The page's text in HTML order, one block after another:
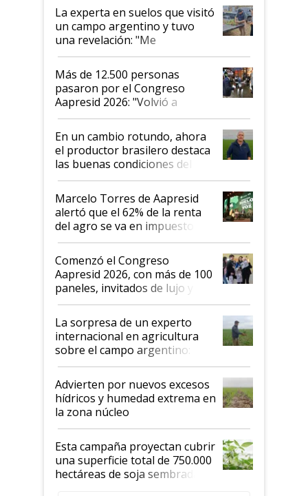
La experta en suelos que visitó
un campo argentino y tuvo
una revelación: "Me
impresionó mucho"
Más de 12.500 personas
pasaron por el Congreso
Aapresid 2026: "Volvió a
demostrar que hablar del
suelo es hablar de todo el
sistema productivo"
En un cambio rotundo, ahora
el productor brasilero destaca
las buenas condiciones del
agro argentino para invertir:
"Los veo más motivados"
Marcelo Torres de Aapresid
alertó que el 62% de la renta
del agro se va en impuestos:
"No es bueno que en
Argentina se sigan discutiendo
las mismas cosas de hace 50
años"
Comenzó el Congreso
Aapresid 2026, con más de 100
paneles, invitados de lujo y
todas las tendencias
La sorpresa de un experto
internacional en agricultura
sobre el campo argentino:
"Estoy muy impresionado"
Advierten por nuevos excesos
hídricos y humedad extrema en
la zona núcleo
Esta campaña proyectan cubrir
una superficie total de 750.000
hectáreas de soja sembradas